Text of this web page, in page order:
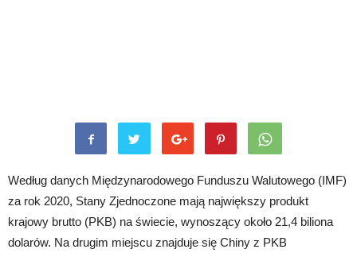
Według danych Międzynarodowego Funduszu Walutowego (IMF)
za rok 2020, Stany Zjednoczone mają największy produkt
krajowy brutto (PKB) na świecie, wynoszący około 21,4 biliona
dolarów. Na drugim miejscu znajduje się Chiny z PKB